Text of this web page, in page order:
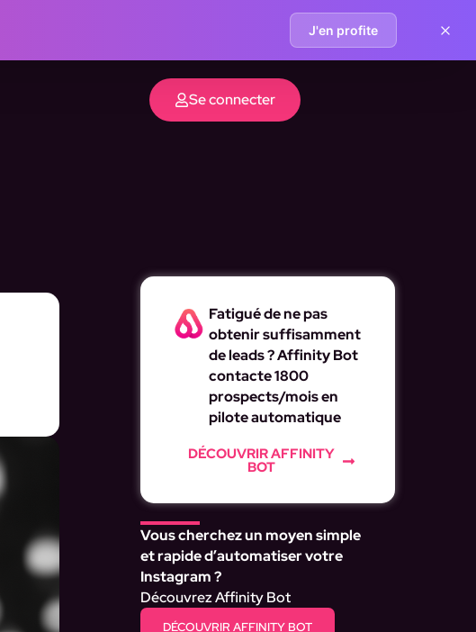
Se connecter
J'en profite
Fatigué de ne pas
obtenir suffisamment
de leads ? Affinity Bot
contacte 1800
prospects/mois en
pilote automatique
DÉCOUVRIR AFFINITY
BOT
Vous cherchez un moyen simple
et rapide d’automatiser votre
Instagram ?
Découvrez Affinity Bot
DÉCOUVRIR AFFINITY BOT